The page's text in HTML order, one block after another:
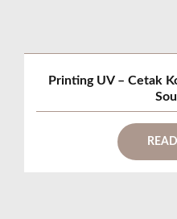
Printing UV – Cetak